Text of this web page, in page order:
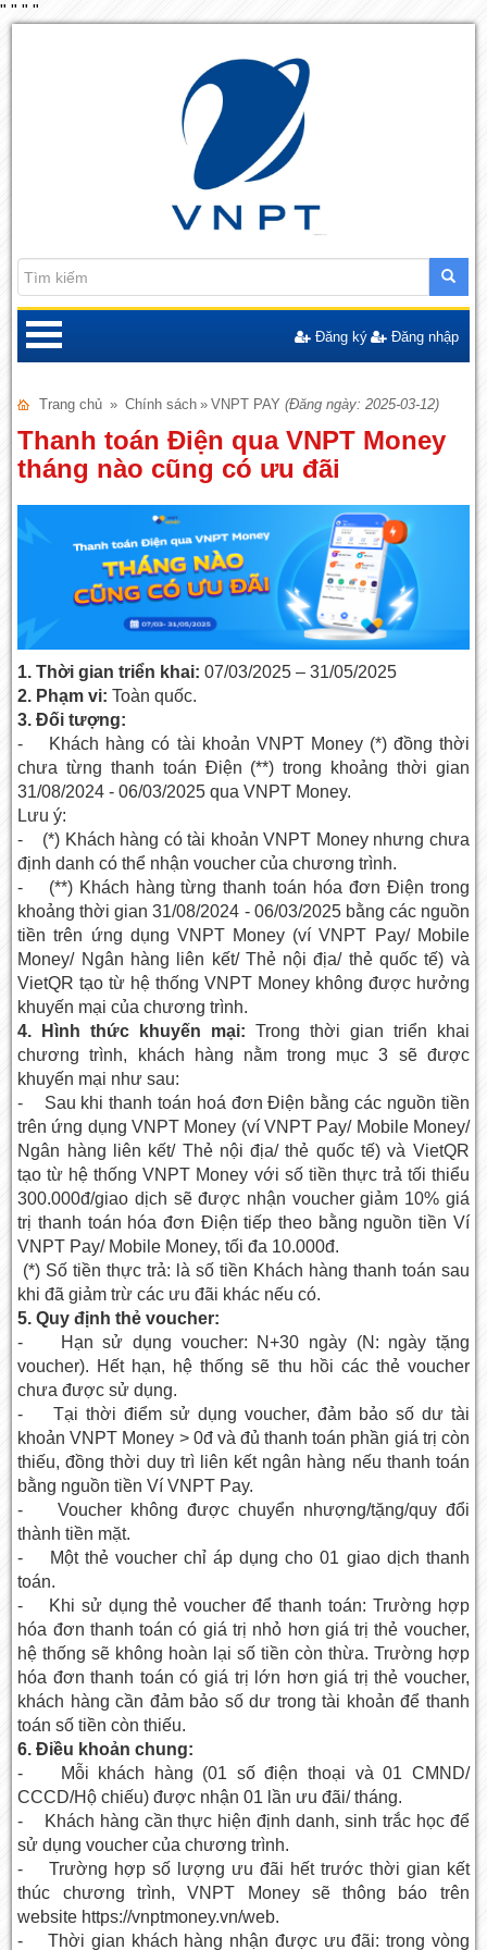
" " " "
Đăng ký Đăng nhập
Trang chủ » Chính sách » VNPT PAY (Đăng ngày: 2025-03-12)
Thanh toán Điện qua VNPT Money
tháng nào cũng có ưu đãi
1. Thời gian triển khai: 07/03/2025 – 31/05/2025
2. Phạm vi: Toàn quốc.
3. Đối tượng:
- Khách hàng có tài khoản VNPT Money (*) đồng thời
chưa từng thanh toán Điện (**) trong khoảng thời gian
31/08/2024 - 06/03/2025 qua VNPT Money.
Lưu ý:
- (*) Khách hàng có tài khoản VNPT Money nhưng chưa
định danh có thể nhận voucher của chương trình.
- (**) Khách hàng từng thanh toán hóa đơn Điện trong
khoảng thời gian 31/08/2024 - 06/03/2025 bằng các nguồn
tiền trên ứng dụng VNPT Money (ví VNPT Pay/ Mobile
Money/ Ngân hàng liên kết/ Thẻ nội địa/ thẻ quốc tế) và
VietQR tạo từ hệ thống VNPT Money không được hưởng
khuyến mại của chương trình.
4. Hình thức khuyến mại: Trong thời gian triển khai
chương trình, khách hàng nằm trong mục 3 sẽ được
khuyến mại như sau:
- Sau khi thanh toán hoá đơn Điện bằng các nguồn tiền
trên ứng dụng VNPT Money (ví VNPT Pay/ Mobile Money/
Ngân hàng liên kết/ Thẻ nội địa/ thẻ quốc tế) và VietQR
tạo từ hệ thống VNPT Money với số tiền thực trả tối thiểu
300.000đ/giao dịch sẽ được nhận voucher giảm 10% giá
trị thanh toán hóa đơn Điện tiếp theo bằng nguồn tiền Ví
VNPT Pay/ Mobile Money, tối đa 10.000đ.
(*) Số tiền thực trả: là số tiền Khách hàng thanh toán sau
khi đã giảm trừ các ưu đãi khác nếu có.
5. Quy định thẻ voucher:
- Hạn sử dụng voucher: N+30 ngày (N: ngày tặng
voucher). Hết hạn, hệ thống sẽ thu hồi các thẻ voucher
chưa được sử dụng.
- Tại thời điểm sử dụng voucher, đảm bảo số dư tài
khoản VNPT Money > 0đ và đủ thanh toán phần giá trị còn
thiếu, đồng thời duy trì liên kết ngân hàng nếu thanh toán
bằng nguồn tiền Ví VNPT Pay.
- Voucher không được chuyển nhượng/tặng/quy đổi
thành tiền mặt.
- Một thẻ voucher chỉ áp dụng cho 01 giao dịch thanh
toán.
- Khi sử dụng thẻ voucher để thanh toán: Trường hợp
hóa đơn thanh toán có giá trị nhỏ hơn giá trị thẻ voucher,
hệ thống sẽ không hoàn lại số tiền còn thừa. Trường hợp
hóa đơn thanh toán có giá trị lớn hơn giá trị thẻ voucher,
khách hàng cần đảm bảo số dư trong tài khoản để thanh
toán số tiền còn thiếu.
6. Điều khoản chung:
- Mỗi khách hàng (01 số điện thoại và 01 CMND/
CCCD/Hộ chiếu) được nhận 01 lần ưu đãi/ tháng.
- Khách hàng cần thực hiện định danh, sinh trắc học để
sử dụng voucher của chương trình.
- Trường hợp số lượng ưu đãi hết trước thời gian kết
thúc chương trình, VNPT Money sẽ thông báo trên
website https://vnptmoney.vn/web.
- Thời gian khách hàng nhận được ưu đãi: trong vòng